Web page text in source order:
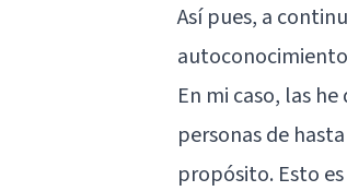
Así pues, a
En mi caso, las
personas de
propósito. Esto